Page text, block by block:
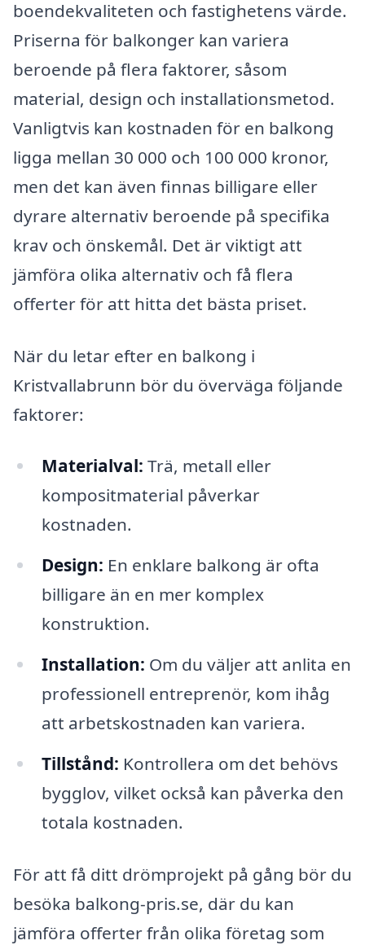
boendekvaliteten och fastighetens värde.
Priserna för balkonger kan variera
beroende på flera faktorer, såsom
material, design och installationsmetod.
Vanligtvis kan kostnaden för en balkong
ligga mellan 30 000 och 100 000 kronor,
men det kan även finnas billigare eller
dyrare alternativ beroende på specifika
krav och önskemål. Det är viktigt att
jämföra olika alternativ och få flera
offerter för att hitta det bästa priset.
När du letar efter en balkong i
Kristvallabrunn bör du överväga följande
faktorer:
Materialval: Trä, metall eller
kompositmaterial påverkar
kostnaden.
Design: En enklare balkong är ofta
billigare än en mer komplex
konstruktion.
Installation: Om du väljer att anlita en
professionell entreprenör, kom ihåg
att arbetskostnaden kan variera.
Tillstånd: Kontrollera om det behövs
bygglov, vilket också kan påverka den
totala kostnaden.
För att få ditt drömprojekt på gång bör du
besöka balkong-pris.se, där du kan
jämföra offerter från olika företag som